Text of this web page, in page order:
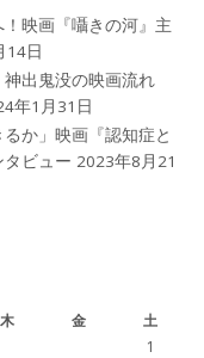
映画『囁きの河』主
14日
出鬼没の映画流れ
年1月31日
か」映画『認知症と
ビュー 2023年8月21
木 金
土
1